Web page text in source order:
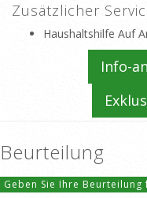
Zusätzlicher
Haushaltshilfe Auf
Info-
Beurteilung
Geben Sie Ihre Beurteilung